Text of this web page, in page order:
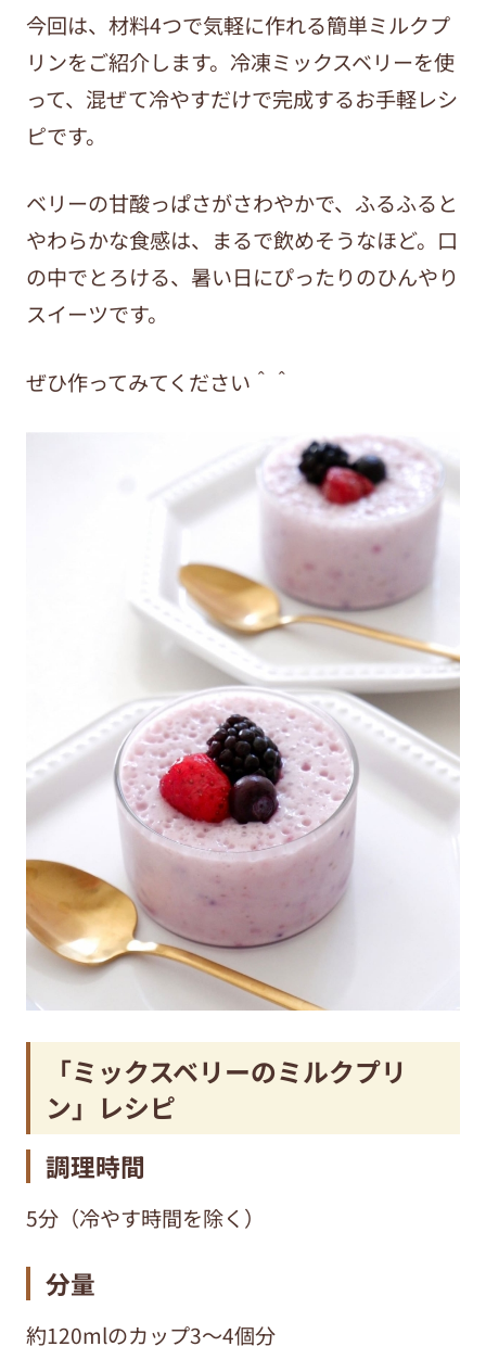
今回は、材料4つで気軽に作れる簡単ミルクプ
リンをご紹介します。冷凍ミックスベリーを使
って、混ぜて冷やすだけで完成するお手軽レシ
ピです。
ベリーの甘酸っぱさがさわやかで、ふるふると
やわらかな食感は、まるで飲めそうなほど。口
の中でとろける、暑い日にぴったりのひんやり
スイーツです。
ぜひ作ってみてください＾＾
「ミックスベリーのミルクプリ
ン」レシピ
調理時間
5分（冷やす時間を除く）
分量
約120mlのカップ3〜4個分